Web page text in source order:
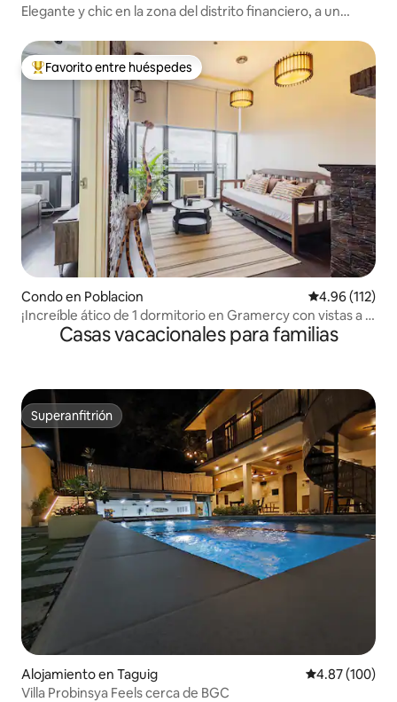
Elegante y chic en la zona del distrito financiero, a un
Favorito entre huéspedes preferido
Favorito entre huéspedes
Condo en Poblacion Calificación
4.96 (112)
¡Increíble ático de 1 dormitorio en Gramercy con vistas a la
ciudad!Casas vacacionales para familias
Superanfitrión
Superanfitrión
Alojamiento en Taguig Calificación
4.87 (100)
Villa Probinsya Feels cerca de BGC